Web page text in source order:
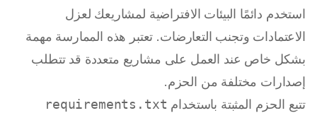
استخدم دائمًا البيئات الافتراضية لمشاريعك لعزل
الاعتمادات وتجنب التعارضات. تعتبر هذه الممارسة مهمة
بشكل خاص عند العمل على مشاريع متعددة قد تتطلب
إصدارات مختلفة من الحزم.
تتبع الحزم المثبتة باستخدام requirements.txt